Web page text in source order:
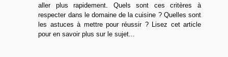
aller plus rapidement. Quels sont ces critères à
respecter dans le domaine de la cuisine ? Quelles sont
les astuces à mettre pour réussir ? Lisez cet article
pour en savoir plus sur le sujet...